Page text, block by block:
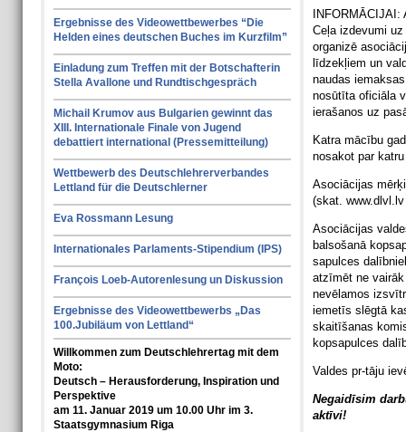
Ergebnisse des Videowettbewerbes “Die
Helden eines deutschen Buches im Kurzfilm”
Einladung zum Treffen mit der Botschafterin
Stella Avallone und Rundtischgespräch
Michail Krumov aus Bulgarien gewinnt das
XIII. Internationale Finale von Jugend
debattiert international (Pressemitteilung)
Wettbewerb des Deutschlehrerverbandes
Lettland für die Deutschlerner
Eva Rossmann Lesung
Internationales Parlaments-Stipendium (IPS)
François Loeb-Autorenlesung un Diskussion
Ergebnisse des Videowettbewerbs „Das
100.Jubiläum von Lettland“
Willkommen zum Deutschlehrertag mit dem
Moto:
Deutsch – Herausforderung, Inspiration und
Perspektive
am 11. Januar 2019 um 10.00 Uhr im 3.
Staatsgymnasium Riga
Ceļa izdevumi
organizē
līdzekļiem un
naudas
nosūtīta oficiāla
ierašanos uz
Katra mācību
nosakot par
Asociācijas
(skat. www.dlvl.lv
Asociācijas
balsošanā
sapulces
atzīmēt ne
nevēlamos
iemetīs slēgtā
skaitīšanas
kopsapulces
Valdes pr-tāju
Negaidīsim
aktīvi!